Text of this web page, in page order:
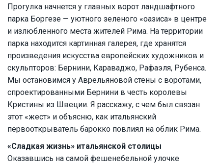
Прогулка начнется у главных ворот ландшафтного
парка Боргезе — уютного зеленого «оазиса» в центре
и излюбленного места жителей Рима. На территории
парка находится картинная галерея, где хранятся
произведения искусства европейских художников и
скульпторов: Бернини, Караваджо, Рафаэля, Рубенса.
Мы остановимся у Аврельяновой стены с воротами,
спроектированными Бернини в честь королевы
Кристины из Швеции. Я расскажу, с чем был связан
этот «жест» и объясню, как итальянский
первооткрыватель барокко повлиял на облик Рима.
«Сладкая жизнь» итальянской столицы
Оказавшись на самой фешенебельной улочке